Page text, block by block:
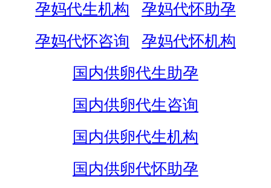
孕妈代生机构
孕妈代怀助孕
孕妈代怀咨询
孕妈代怀机构
国内供卵代生助孕
国内供卵代生咨询
国内供卵代生机构
国内供卵代怀助孕